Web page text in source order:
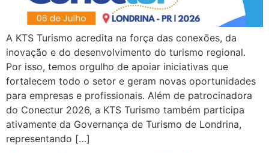
A KTS Turismo acredita na força das conexões, da
inovação e do desenvolvimento do turismo regional.
Por isso, temos orgulho de apoiar iniciativas que
fortalecem todo o setor e geram novas oportunidades
para empresas e profissionais. Além de patrocinadora
do Conectur 2026, a KTS Turismo também participa
ativamente da Governança de Turismo de Londrina,
representando […]